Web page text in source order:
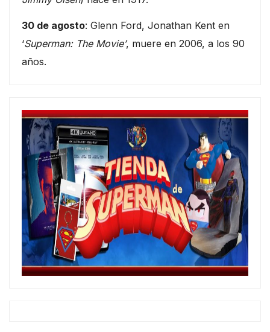
30 de agosto: Glenn Ford, Jonathan Kent en
‘Superman: The Movie’, muere en 2006, a los 90
años.